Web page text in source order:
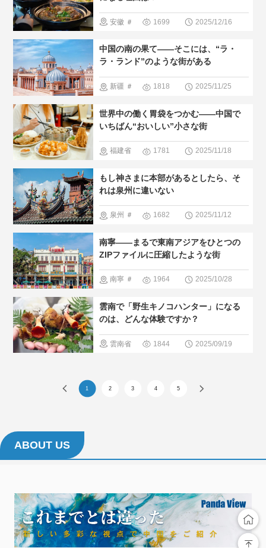
し方
＃人気・お
現地の暮ら
安徽 ＃
メ ＃街並
み ＃人
め ＃現地
の暮らし方
1699 2025/12/16
中国の南の果て——そこには、“ラ・
ラ・ランド”のような街がある
新疆 ＃
メ ＃人
気・おすす
の暮らし方
＃中国の少
数民族 ＃
然
1818 2025/11/25
世界中の働く胃袋をつかむ——中国で
いちばん“おいしい”小さな街
福建省
ルメ ＃歴
史巡る ＃
し方
1781 2025/11/18
もし神さまに本部があるとしたら、そ
れは泉州に違いない
泉州 ＃
メ ＃人
気・おすす
の暮らし方
＃人間と大
自然
1682 2025/11/12
南寧——まるで東南アジアをひとつの
ZIPファイルに圧縮したような街
南寧 ＃
＃中国のグ
ルメ ＃人
の暮らし方
1964 2025/10/28
雲南で「野生キノコハンター」になる
のは、どんな体験ですか？
雲南省 1844 2025/09/19
1 2 3 4 5
ABOUT US